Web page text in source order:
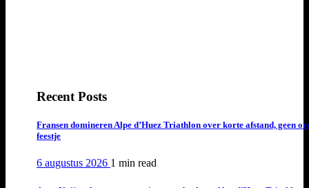
Recent Posts
Fransen domineren Alpe d’Huez Triathlon over korte afstand, geen
feestje
6 augustus 2026 1 min read